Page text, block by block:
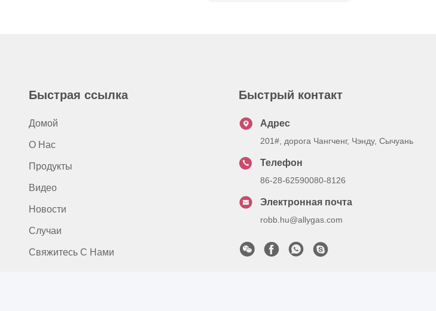
Быстрая ссылка
Домой
О Нас
Продукты
Видео
Новости
Случаи
Свяжитесь С Нами
Быстрый контакт
Адрес
201#, дорога Чангченг, Чэнду, Сычуань
Телефон
86-28-62590080-8126
Электронная почта
robb.hu@allygas.com